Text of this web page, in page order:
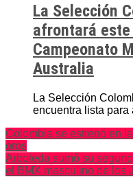
La Selección
afrontará
Campeonato
Australia
La Selección
encuentra lista para
Colombia se estrenó en
oros
Arboleda sumó su
el BMX masculino de los